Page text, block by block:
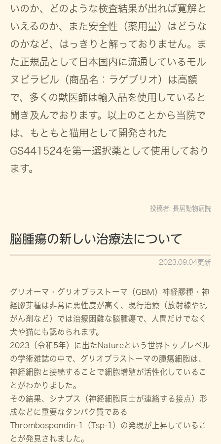
いのか、どのような検査結果が出れば寛解と
いえるのか、また安全性（薬用量）はどうな
のかなど、はっきりと解っておりません。ま
た正規品として日本国内に流通しているモル
ヌピラビル（商品名：ラゲブリオ）は高額
で、多くの獣医師は輸入品を使用していると
聞き及んでおります。以上のことから当院で
は、もともと猫用として開発された
GS441524を第一選択薬として使用しており
ます。
投稿者: 長居動物病院
脳腫瘍の新しい治療法について
2023.09.04更新
グリオーマ・グリオブラストーマ（GBM）神経膠種・神
経膠芽種は非常に悪性度が高く、現行治療（放射線や抗
がん剤など）では治療困難な脳腫瘍で、人間だけでなく
犬や猫にも認められます。
2023（令和5年）に出たNatureという世界トップレベル
の学術雑誌の中で、グリオブラストーマの腫瘍細胞は、
神経細胞と接続することで細胞増殖が活性化しているこ
とがわかりました。
その結果、シナプス（神経細胞同士が連絡する接点）形
成などに重要なタンパク質である
Thrombospondin-1（Tsp-1）の発現が上昇しているこ
とが発見されました。